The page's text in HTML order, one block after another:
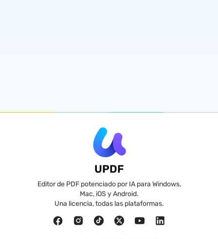
UPDF
Editor de PDF potenciado por IA para Windows,
Mac, iOS y Android.
Una licencia, todas las plataformas.